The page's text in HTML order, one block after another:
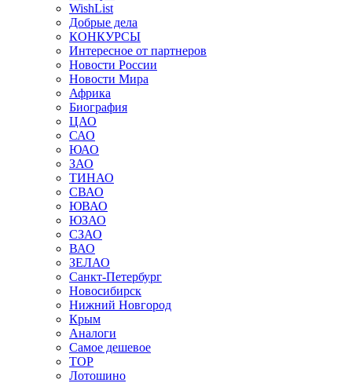
WishList
Добрые дела
КОНКУРСЫ
Интересное от партнеров
Новости России
Новости Мира
Африка
Биография
ЦАО
САО
ЮАО
ЗАО
ТИНАО
СВАО
ЮВАО
ЮЗАО
СЗАО
ВАО
ЗЕЛАО
Санкт-Петербург
Новосибирск
Нижний Новгород
Крым
Аналоги
Самое дешевое
TOP
Лотошино